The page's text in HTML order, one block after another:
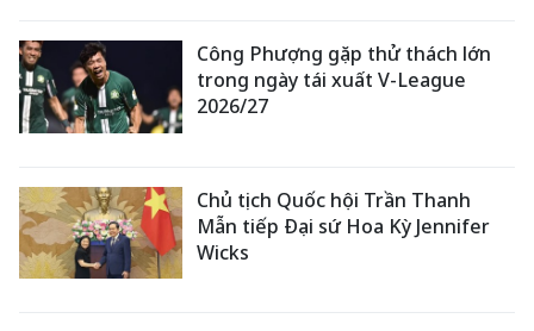
Công Phượng gặp thử thách lớn
trong ngày tái xuất V-League
2026/27
Chủ tịch Quốc hội Trần Thanh
Mẫn tiếp Đại sứ Hoa Kỳ Jennifer
Wicks